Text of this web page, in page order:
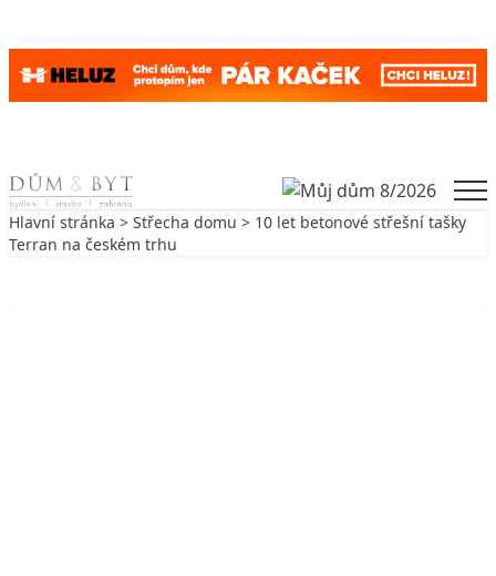
Skip to content
Hlavní stránka > Střecha domu > 10 let betonové střešní tašky
Terran na českém trhu